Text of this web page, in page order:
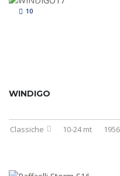
10
WINDIGO
Classiche 10-24 mt 1956